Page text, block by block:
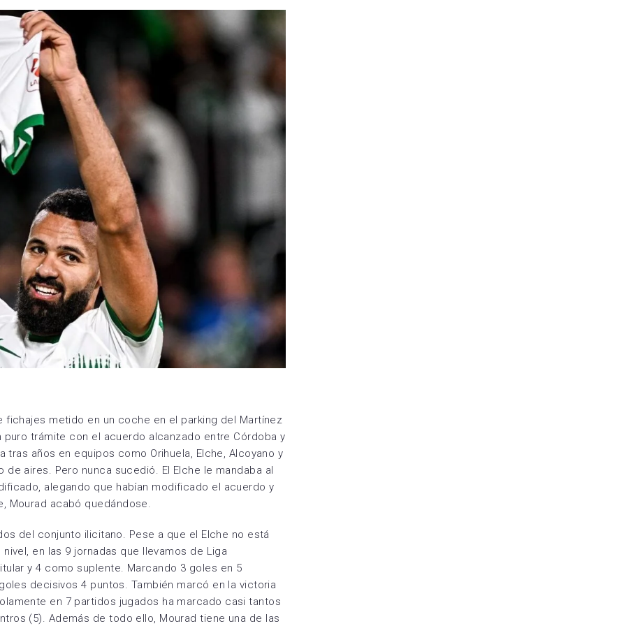
metido en un coche en el parking del Martínez
trámite con el acuerdo alcanzado entre Córdoba y
tras años en equipos como Orihuela, Elche, Alcoyano y
aires. Pero nunca sucedió. El Elche le mandaba al
alegando que habían modificado el acuerdo y
Mourad acabó quedándose.
del conjunto ilicitano. Pese a que el Elche no está
en las 9 jornadas que llevamos de Liga
y 4 como suplente. Marcando 3 goles en 5
decisivos 4 puntos. También marcó en la victoria
en 7 partidos jugados ha marcado casi tantos
(5). Además de todo ello, Mourad tiene una de las